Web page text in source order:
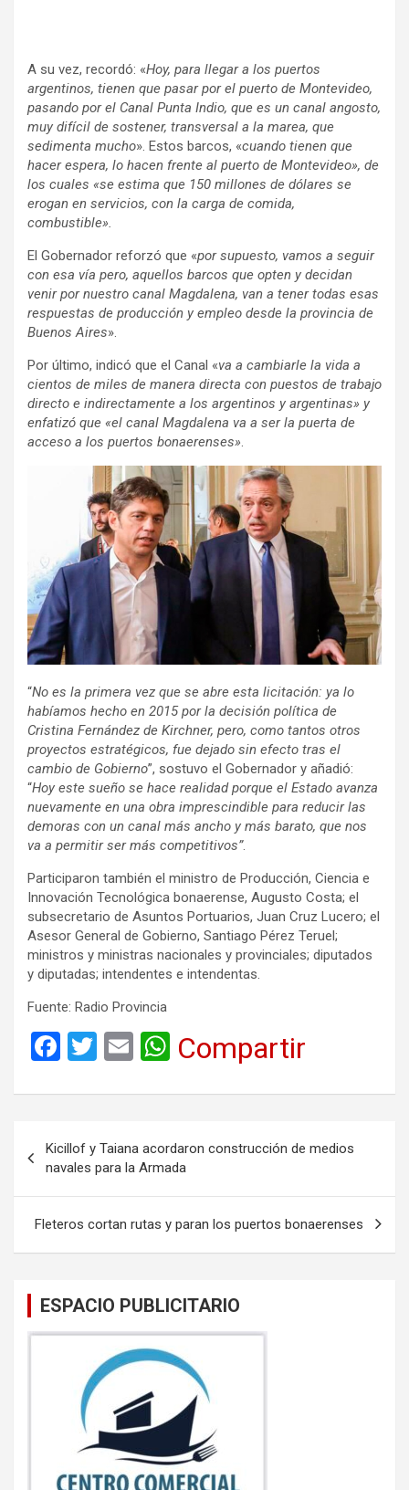
A su vez, recordó: «Hoy, para llegar a los puertos
argentinos, tienen que pasar por el puerto de Montevideo,
pasando por el Canal Punta Indio, que es un canal angosto,
muy difícil de sostener, transversal a la marea, que
sedimenta mucho». Estos barcos, «cuando tienen que
hacer espera, lo hacen frente al puerto de Montevideo», de
los cuales «se estima que 150 millones de dólares se
erogan en servicios, con la carga de comida,
combustible».
El Gobernador reforzó que «por supuesto, vamos a seguir
con esa vía pero, aquellos barcos que opten y decidan
venir por nuestro canal Magdalena, van a tener todas esas
respuestas de producción y empleo desde la provincia de
Buenos Aires».
Por último, indicó que el Canal «va a cambiarle la vida a
cientos de miles de manera directa con puestos de trabajo
directo e indirectamente a los argentinos y argentinas» y
enfatizó que «el canal Magdalena va a ser la puerta de
acceso a los puertos bonaerenses»
“No es la primera vez que se abre esta licitación: ya lo
habíamos hecho en 2015 por la decisión política de
Cristina Fernández de Kirchner, pero, como tantos otros
proyectos estratégicos, fue dejado sin efecto tras el
cambio de Gobierno”, sostuvo el Gobernador y añadió:
“Hoy este sueño se hace realidad porque el Estado avanza
nuevamente en una obra imprescindible para reducir las
demoras con un canal más ancho y más barato, que nos
va a permitir ser más competitivos”.
Participaron también el ministro de Producción, Ciencia e
Innovación Tecnológica bonaerense, Augusto Costa; el
subsecretario de Asuntos Portuarios, Juan Cruz Lucero; el
Asesor General de Gobierno, Santiago Pérez Teruel;
ministros y ministras nacionales y provinciales; diputados
y diputadas; intendentes e intendentas.
Fuente: Radio Provincia
F
ce
b
o
o
k
T
tt
er
E
ail
W
at
s
A
p
p
Compartir
de
entradas
Kicillof y Taiana acordaron construcción de medios
navales para la Armada
Fleteros cortan rutas y paran los puertos bonaerenses
ESPACIO PUBLICITARIO